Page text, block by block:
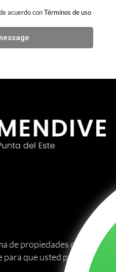
acuerdo conTérminos de uso
de propiedades que se
que usted pueda